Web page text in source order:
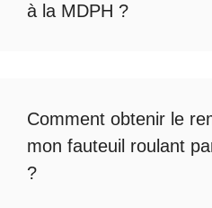
à la MDPH ?
Comment obtenir le
mon fauteuil roulant
?